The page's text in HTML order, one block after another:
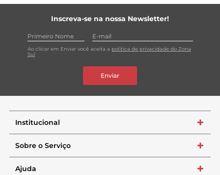
Inscreva-se na nossa Newsletter!
Ao clicar em Enviar você aceita a política de privacidade do Zona
Sul
Enviar
Institucional +
Sobre o Serviço +
Ajuda +